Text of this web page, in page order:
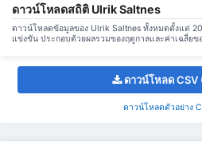
ดาวน์โหลดสถิติ Ulrik Saltnes
ดาวน์โหลดข้อมูลของ Ulrik Saltnes ทั้งหมดตั้งแต่
แข่งขัน ประกอบด้วยผลรวมของฤดูกาลและค่าเฉลี่ยข
ดาวน์โหลด CSV
ดาวน์โหลดตัวอย่าง